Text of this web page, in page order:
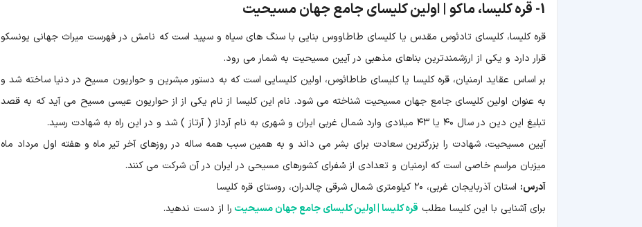
1- قره کلیسا، ماکو | اولین کلیسای جامع جهان مسیحیت
قره کلیسا، کلیسای تادئوس مقدس یا کلیسای طاطاووس بنایی با سنگ های سیاه و سپید است که نامش در فهرست میراث جهانی یونسکو
قرار دارد و یکی از ارزشمندترین بناهای مذهبی در آیین مسیحیت به شمار می رود.
بر اساس عقاید ارمنیان، قره کلیسا یا کلیسای طاطائوس، اولین کلیسایی است که به دستور مبشرین و حواریون مسیح در دنیا ساخته شد و
به عنوان اولین کلیسای جامع جهان مسیحیت شناخته می شود. نام این کلیسا از نام یکی از از حواریون عیسی مسیح می آید که به قصد
تبلیغ این دین در سال ۴۰ یا ۴۳ میلادی وارد شمال غربی ایران و شهری به نام آرداز ( آرتاز ) شد و در این راه به شهادت رسید.
آیین مسیحیت، شهادت را بزرگترین سعادت برای بشر می داند و به همین سبب همه ساله در روزهای آخر تیر ماه و هفته اول مرداد ماه
میزبان مراسم خاصی است که ارمنیان و تعدادی از سُفرای کشورهای مسیحی در ایران در آن شرکت می کنند.
آدرس: استان آذربایجان غربی، ۲۰ کیلومتری شمال شرقی چالدران، روستای قره کلیسا
برای آشنایی با این کلیسا مطلب قره کلیسا | اولین کلیسای جامع جهان مسیحیت را از دست ندهید.